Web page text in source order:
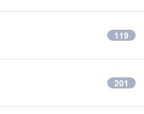
119
201